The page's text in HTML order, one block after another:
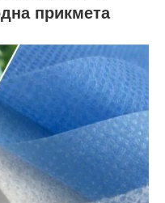
прикмета